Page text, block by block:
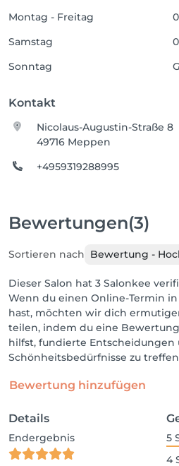
Montag - Freitag
Samstag
Sonntag
Kontakt
Nicolaus-Augustin-Straße 8
49716 Meppen
+4959319288995
Bewertungen(3)
Sortieren nach Bewertung -
Dieser Salon hat 3 Salonkee
Wenn du einen Online-Termin
hast, möchten wir dich
teilen, indem du eine
hilfst, fundierte Entscheidungen
Schönheitsbedürfnisse zu
Bewertung hinzufügen
Details
Endergebnis 5
4